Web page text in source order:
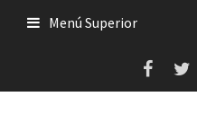
Menú Superior